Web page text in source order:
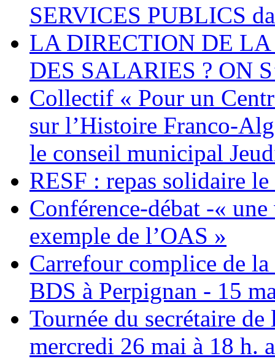
SERVICES PUBLICS
LA DIRECTION DE
DES SALARIES ? ON
Collectif « Pour un
sur l’Histoire Franco-
le conseil municipal
RESF : repas solidaire
Conférence-débat -«
exemple de l’OAS »
Carrefour complice de
BDS à Perpignan - 15
Tournée du secrétaire
mercredi 26 mai à 18 h.